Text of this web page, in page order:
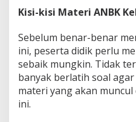
J
w
a
b
a
n
n
Kisi-kisi Materi ANBK
Sebelum benar-benar
ini, peserta didik perlu
sebaik mungkin. Tidak
banyak berlatih soal
materi yang akan
ini.